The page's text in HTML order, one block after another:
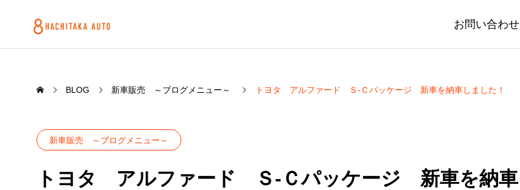
お問い合わせ
BLOG 新車販売 ～ブログメニュー～ トヨタ アルファード Ｓ-Ｃパッケージ 新車を納車しました！
新車販売 ～ブログメニュー～
トヨタ アルファード Ｓ-Ｃパッケージ 新車を納車